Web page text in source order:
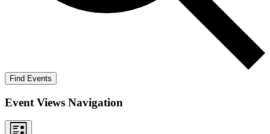
Find Events
Event Views Navigation